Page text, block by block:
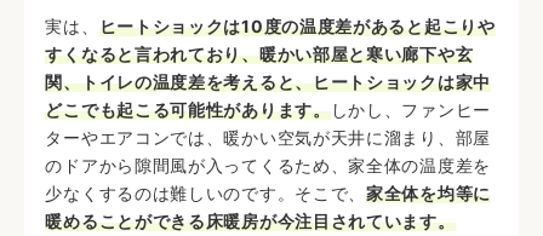
実は、 ヒートショックは10度の温度差があると起こりや
すくなると言われており、暖かい部屋と寒い廊下や玄
関、トイレの温度差を考えると、ヒートショックは家中
どこでも起こる可能性があります。しかし、ファンヒー
ターやエアコンでは、暖かい空気が天井に溜まり、部屋
のドアから隙間風が入ってくるため、家全体の温度差を
少なくするのは難しいのです。そこで、家全体を均等に
暖めることができる床暖房が今注目されています。